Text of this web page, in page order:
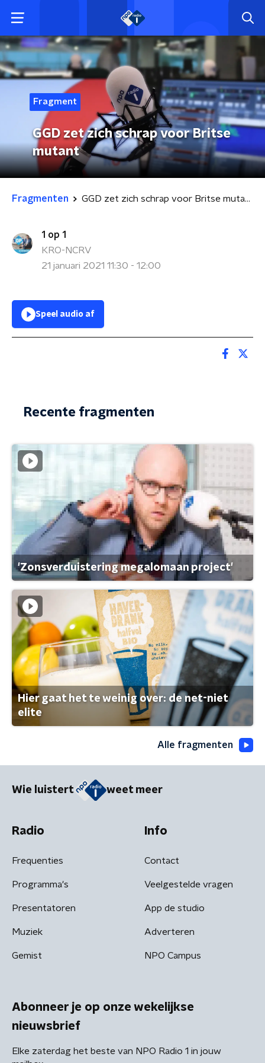
Fragment
GGD zet zich schrap voor Britse
mutant
Fragmenten GGD zet zich schrap voor Britse mutant
1 op 1
KRO-NCRV
21 januari 2021 11:30 - 12:00
Speel audio af
Recente fragmenten
'Zonsverduistering megalomaan project'
Hier gaat het te weinig over: de net-niet
elite
Alle fragmenten
Wie luistert weet meer
Radio
Frequenties
Programma's
Presentatoren
Muziek
Gemist
Info
Contact
Veelgestelde vragen
App de studio
Adverteren
NPO Campus
Abonneer je op onze wekelijkse
nieuwsbrief
Elke zaterdag het beste van NPO Radio 1 in jouw